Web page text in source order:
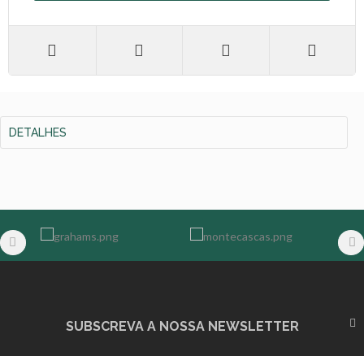
DETALHES
SUBSCREVA A NOSSA NEWSLETTER